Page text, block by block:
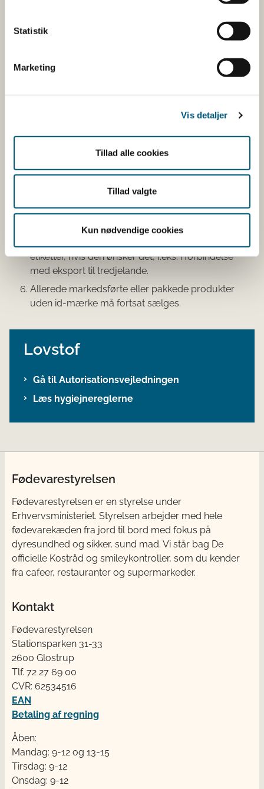
Statistik
Marketing
Vis detaljer
Tillad alle cookies
Tillad valgte
Kun nødvendige cookies
gelatinekapslerne til at fremstille fiskeoliekapsler,
færdige produkt, se dog punkt 4 og 5.
virksomheder, som er autoriseret til at håndtere
fiskeoliekapsler, kan virksomheden modtage
fiskeoliekapsler fra ikke-autoriserede virksomheder
fiskeoliekapslerne, skal virksomheden sætte sit id-
mærke på de ompakkede produkter, se dog punkt
Hvis virksomheden har emballage og etiketter uden
Hvis virksomheden har emballage og etiketter uden
id-mærke på lager, kan virksomheden sætte
etiketter, hvis den ønsker det, f.eks. i forbindelse
med eksport til tredjelande.
Allerede markedsførte eller pakkede produkter
uden id-mærke må fortsat sælges.
Lovstof
Gå til Autorisationsvejledningen
Læs hygiejnereglerne
Fødevarestyrelsen
Fødevarestyrelsen er en styrelse under
Erhvervsministeriet. Styrelsen arbejder med hele
fødevarekæden fra jord til bord med fokus på
dyresundhed og sikker, sund mad. Vi står bag De
officielle Kostråd og smileykontroller, som du kender
fra cafeer, restauranter og supermarkeder.
Kontakt
Fødevarestyrelsen
Stationsparken 31-33
2600 Glostrup
Tlf. 72 2​​​7 69 00
CVR: 62534516
EAN
Betaling af regning
Åben:
Mandag: 9-12 og 13-15
Tirsdag: 9-12
Onsdag: 9-12